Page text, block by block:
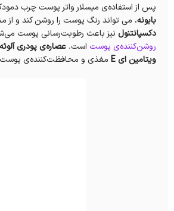
پس از استفاده‌ی میسلار واتر پوست چرب
بابونه، می تواند رنگ پوست را روشن کند و
دکسپانتنول نیز باعث رطوبت‌رسانی پوست
روشن‌کننده‌ی پوست است. عصاره‌ی پودری
ویتامین‌ ای E
مغذی و محافظت‌کننده‌ی پوست